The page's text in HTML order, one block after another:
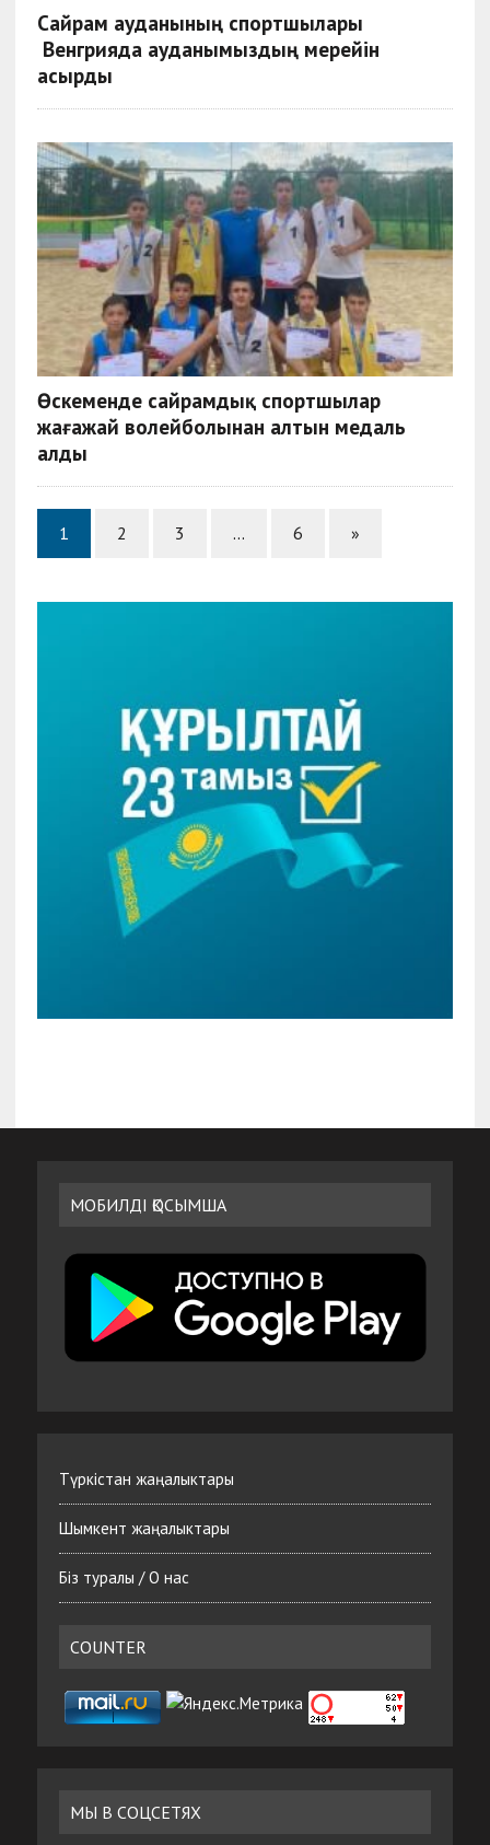
Сайрам ауданының спортшылары
Венгрияда ауданымыздың мерейін
асырды
Өскеменде сайрамдық спортшылар
жағажай волейболынан алтын медаль
алды
1 2 3 … 6 »
МОБИЛДІ ҚОСЫМША
Түркістан жаңалыктары
Шымкент жаңалыктары
Біз туралы / О нас
COUNTER
МЫ В СОЦСЕТЯХ